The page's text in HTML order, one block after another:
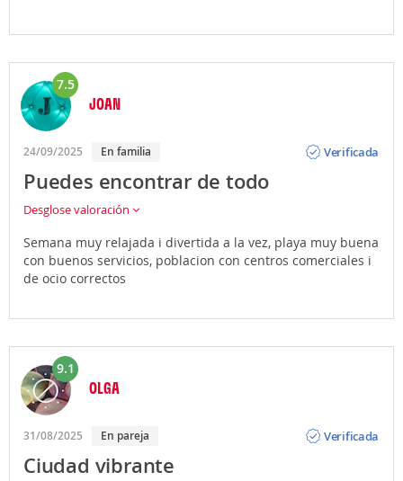
7.5
JOAN
24/09/2025 En familia
Verificada
Puedes encontrar de todo
Desglose valoración
Semana muy relajada i divertida a la vez, playa muy buena
con buenos servicios, poblacion con centros comerciales i
de ocio correctos
9.1
OLGA
31/08/2025 En pareja
Verificada
Ciudad vibrante